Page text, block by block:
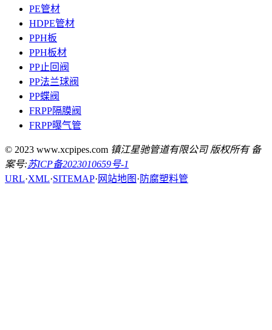
PE管材
HDPE管材
PPH板
PPH板材
PP止回阀
PP法兰球阀
PP蝶阀
FRPP隔膜阀
FRPP曝气管
© 2023 www.xcpipes.com 镇江星驰管道有限公司 版权所有 备
案号:苏ICP备2023010659号-1
URL·XML·SITEMAP· 网站地图 · 防腐塑料管